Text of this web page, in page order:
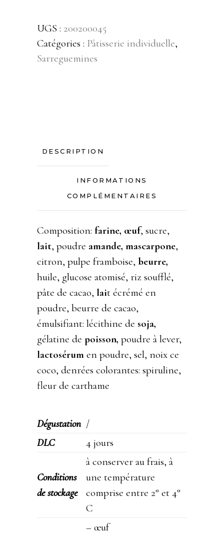
UGS : 200200045
Catégories : Pâtisserie individuelle,
Sarreguemines
DESCRIPTION
INFORMATIONS
COMPLÉMENTAIRES
Composition: farine, œuf, sucre,
lait, poudre amande, mascarpone,
citron, pulpe framboise, beurre,
huile, glucose atomisé, riz soufflé,
pâte de cacao, lait écrémé en
poudre, beurre de cacao,
émulsifiant: lécithine de soja,
gélatine de poisson, poudre à lever,
lactosérum en poudre, sel, noix ce
coco, denrées colorantes: spiruline,
fleur de carthame
Dégustation /
DLC
4 jours
Conditions
de stockage
à conserver au frais, à
une température
comprise entre 2° et 4°
C
– œuf